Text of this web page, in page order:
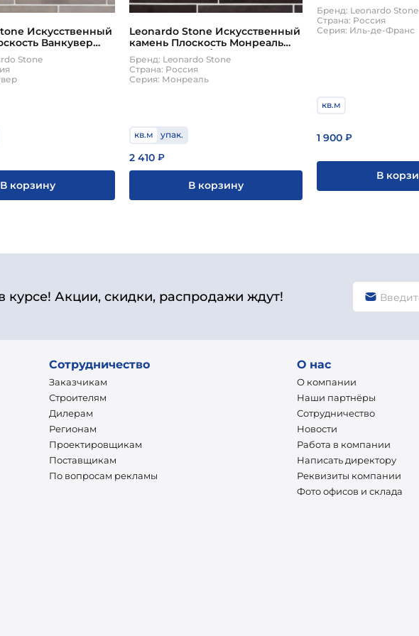
Искусственный
Ванкувер
Stone
В корзину
Leonardo Stone Искусственный
камень Плоскость Монреаль
цвет708 0,71м2/уп
Бренд: Leonardo Stone
Страна: Россия
Серия: Монреаль
кв.м упак.
2 410₽
В корзину
Бренд: Leonardo Stone
Страна: Россия
Серия: Иль-де-Франс
кв.м
1 900 ₽
В
курсе! Акции, скидки, распродажи ждут!
Сотрудничество
Заказчикам
Строителям
Дилерам
Регионам
Проектировщикам
Поставщикам
По вопросам рекламы
О нас
О компании
Наши партнёры
Сотрудничество
Новости
Работа в компании
Написать директору
Реквизиты компании
Фото офисов и склада